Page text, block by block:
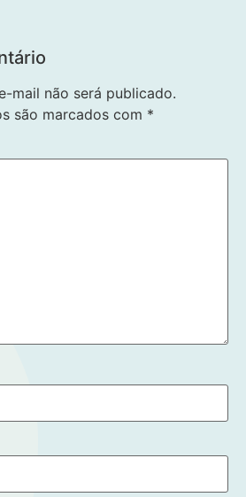
mail não será publicado.
são marcados com *